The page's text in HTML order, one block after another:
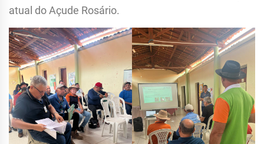
atual do Açude Rosário.